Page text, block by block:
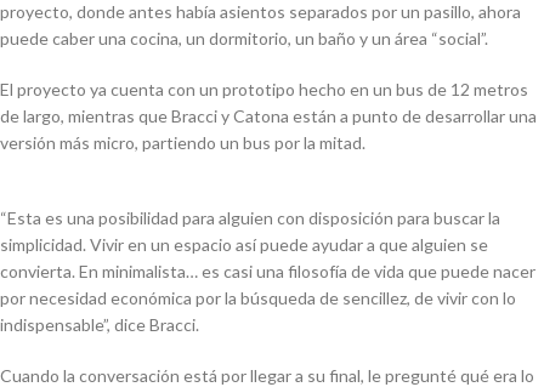
proyecto, donde antes había asientos separados por un pasillo, ahora
puede caber una cocina, un dormitorio, un baño y un área “social”.
El proyecto ya cuenta con un prototipo hecho en un bus de 12 metros
de largo, mientras que Bracci y Catona están a punto de desarrollar una
versión más micro, partiendo un bus por la mitad.
“Esta es una posibilidad para alguien con disposición para buscar la
simplicidad. Vivir en un espacio así puede ayudar a que alguien se
convierta. En minimalista… es casi una filosofía de vida que puede nacer
por necesidad económica por la búsqueda de sencillez, de vivir con lo
indispensable”, dice Bracci.
Cuando la conversación está por llegar a su final, le pregunté qué era lo